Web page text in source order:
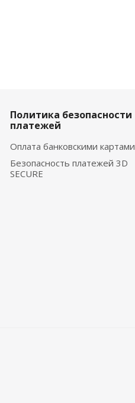
Политика безопасности
платежей
Оплата банковскими картами
Безопасность платежей 3D
SECURE